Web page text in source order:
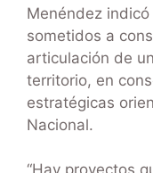
Menéndez
sometidos a
articulación de
territorio, en
estratégicas
Nacional.